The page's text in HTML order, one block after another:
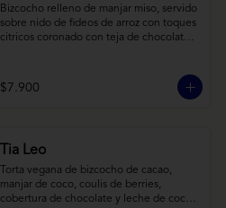
Bizcocho relleno de manjar miso, servido
sobre nido de fideos de arroz con toques
citricos coronado con teja de chocolate
$7.900
Tia Leo
Torta vegana de bizcocho de cacao,
manjar de coco, coulis de berries,
cobertura de chocolate y leche de coco